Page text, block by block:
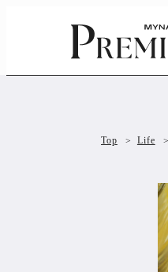
Top Life